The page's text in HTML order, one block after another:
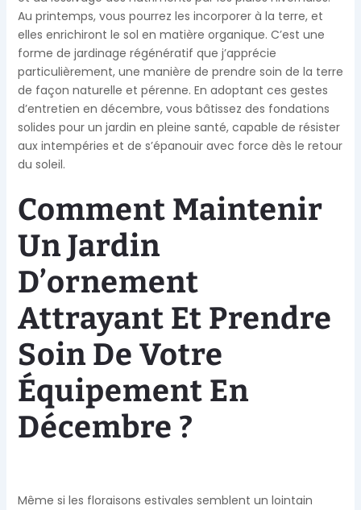
Au printemps, vous pourrez les incorporer à la terre, et
elles enrichiront le sol en matière organique. C’est une
forme de jardinage régénératif que j’apprécie
particulièrement, une manière de prendre soin de la terre
de façon naturelle et pérenne. En adoptant ces gestes
d’entretien en décembre, vous bâtissez des fondations
solides pour un jardin en pleine santé, capable de résister
aux intempéries et de s’épanouir avec force dès le retour
du soleil.
Comment Maintenir
Un Jardin
D’ornement
Attrayant Et Prendre
Soin De Votre
Équipement En
Décembre ?
Même si les floraisons estivales semblent un lointain